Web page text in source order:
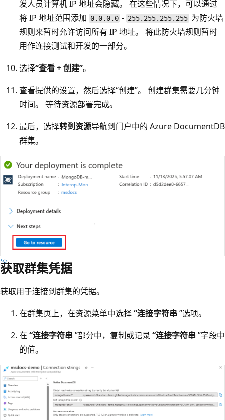
发人员计算机 IP 地址会隐藏。 在这些情况下，可以通过
将 IP 地址范围添加 0.0.0.0 - 255.255.255.255 为防火墙
规则来暂时允许访问所有 IP 地址。 将此防火墙规则暂时
用作连接测试和开发的一部分。
选择“查看 + 创建”。
查看提供的设置，然后选择“创建”。 创建群集需要几分钟
时间。 等待资源部署完成。
最后，选择转到资源导航到门户中的 Azure DocumentDB
群集。
获取群集凭据
获取用于连接到群集的凭据。
在群集页上，在资源菜单中选择“连接字符串 ”选项。
在 “连接字符串 ”部分中，复制或记录 “连接字符串 ”字段中
的值。